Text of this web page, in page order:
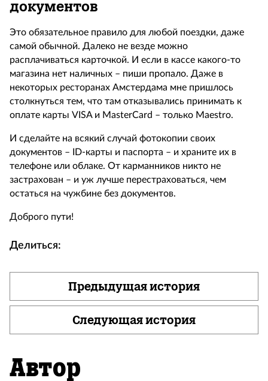
документов
Это обязательное правило для любой поездки, даже
самой обычной. Далеко не везде можно
расплачиваться карточкой. И если в кассе какого-то
магазина нет наличных – пиши пропало. Даже в
некоторых ресторанах Амстердама мне пришлось
столкнуться тем, что там отказывались принимать к
оплате карты VISA и MasterCard – только Maestro.
И сделайте на всякий случай фотокопии своих
документов – ID-карты и паспорта – и храните их в
телефоне или облаке. От карманников никто не
застрахован – и уж лучше перестраховаться, чем
остаться на чужбине без документов.
Доброго пути!
Делиться:
Предыдущая история
Следующая история
Автор